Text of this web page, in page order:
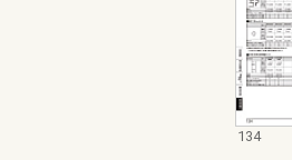
134